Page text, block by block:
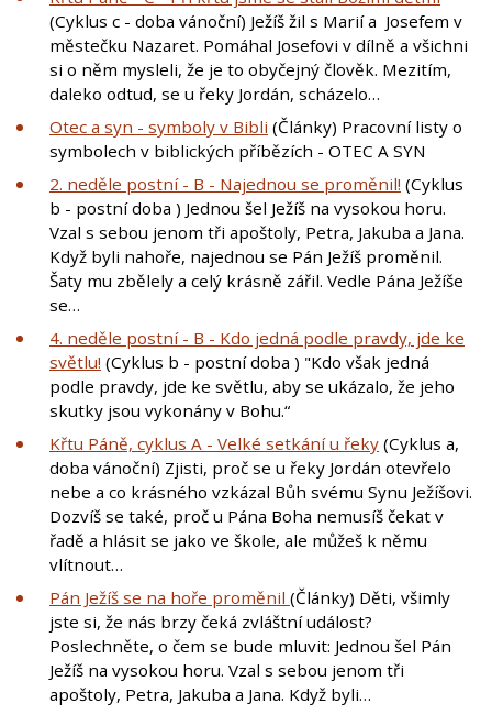
(Cyklus c - doba vánoční) Ježíš žil s Marií a Josefem v
městečku Nazaret. Pomáhal Josefovi v dílně a všichni
si o něm mysleli, že je to obyčejný člověk. Mezitím,
daleko odtud, se u řeky Jordán, scházelo…
Otec a syn - symboly v Bibli (Články) Pracovní listy o
symbolech v biblických příbězích - OTEC A SYN
2. neděle postní - B - Najednou se proměnil! (Cyklus
b - postní doba ) Jednou šel Ježíš na vysokou horu.
Vzal s sebou jenom tři apoštoly, Petra, Jakuba a Jana.
Když byli nahoře, najednou se Pán Ježíš proměnil.
Šaty mu zbělely a celý krásně zářil. Vedle Pána Ježíše
se…
4. neděle postní - B - Kdo jedná podle pravdy, jde ke
světlu! (Cyklus b - postní doba ) "Kdo však jedná
podle pravdy, jde ke světlu, aby se ukázalo, že jeho
skutky jsou vykonány v Bohu.“
Křtu Páně, cyklus A - Velké setkání u řeky (Cyklus a,
doba vánoční) Zjisti, proč se u řeky Jordán otevřelo
nebe a co krásného vzkázal Bůh svému Synu Ježíšovi.
Dozvíš se také, proč u Pána Boha nemusíš čekat v
řadě a hlásit se jako ve škole, ale můžeš k němu
vlítnout…
Pán Ježíš se na hoře proměnil (Články) Děti, všimly
jste si, že nás brzy čeká zvláštní událost?
Poslechněte, o čem se bude mluvit: Jednou šel Pán
Ježíš na vysokou horu. Vzal s sebou jenom tři
apoštoly, Petra, Jakuba a Jana. Když byli…